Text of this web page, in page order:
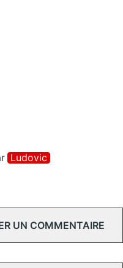
Ludovic
UN COMMENTAIRE